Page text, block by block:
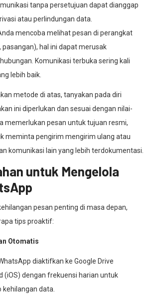
tanpa persetujuan dapat dianggap
atau perlindungan data.
mencoba melihat pesan di perangkat
pasangan), hal ini dapat merusak
Komunikasi terbuka sering kali
lebih baik.
metode di atas, tanyakan pada diri
ini diperlukan dan sesuai dengan nilai-
memerlukan pesan untuk tujuan resmi,
meminta pengirim mengirim ulang atau
komunikasi lain yang lebih terdokumentasi.
untuk Mengelola
pesan penting di masa depan,
tips proaktif:
Otomatis
diaktifkan ke Google Drive
(iOS) dengan frekuensi harian untuk
data.